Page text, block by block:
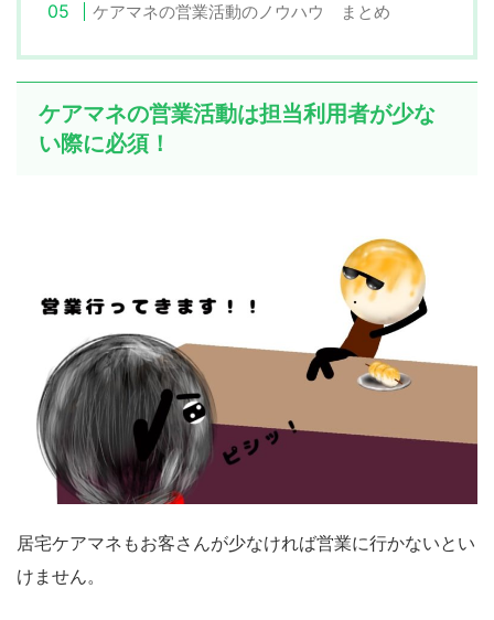
ケアマネの営業活動のノウハウ まとめ
ケアマネの営業活動は担当利用者が少な
い際に必須！
居宅ケアマネもお客さんが少なければ営業に行かないとい
けません。